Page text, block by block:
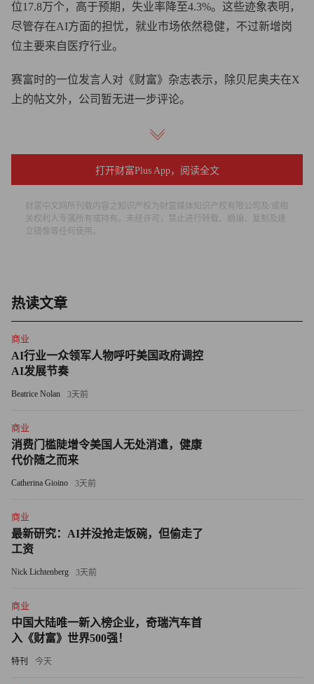
位17.8万个，高于预期，失业率降至4.3%。这些迹象表明，
尽管存在AI方面的担忧，就业市场依然稳健，不过新增岗
位主要来自医疗行业。
赛富时的一位发言人对《财富》杂志表示，除贝尼奥夫在X
上的帖文外，公司暂无进一步评论。
为何一些公司在AI自动化加速时仍在扩大招聘
在一些科技公司因AI提效或回笼现金流而裁减岗位时，也
有公司在扩大招聘。今年2月，IBM宣布将入门级岗位招聘
规模扩大两倍，包括软件开发等受AI冲击较大的领域，押
注在AI应用尚存局限的背景下，这些新员工将为公司带来
来三到五年里，最成功的公司将是那些在当前环境下加大入
美国大学与雇主协会（National Association of Colleges and
Employers，NACE）的一份最新报告显示，雇主计划将
2026届毕业生的招聘规模提高5.6%。计划扩大招聘的许多
括信息服务、工程和专业服务等。Anthropic近期的一项研究
指出，AI在理论上已经能够将这些行业中大多数岗位所涉
及的任务自动化。但根据NACE的调查，仅有11.4%的雇主
表示计划减少招聘，而在这些企业中，只有不到16%将AI列
这轮招聘扩张，与赛富时今年2月的裁员形成对比。据商业
响的岗位包括市场营销、项目管理、数据分析，以及与
Agentforce相关的职位——而贝尼奥夫在X上的帖文中表
示，Agentforce正是目前继续增加人手的AI产品之一。去年8
月，贝尼奥夫还在一次采访中透露，赛富时已将客户支持团
打开财富Plus App，阅读全文
财富中文网所刊载内容之知识产权为财富媒体知识产权有限公司及/或相
关权利人专属所有或持有。未经许可，禁止进行转载、摘编、复制及建
立镜像等任何使用。
热读文章
商业
AI行业一众领军人物呼吁美国政府调控
AI发展节奏
Beatrice Nolan 3天前
商业
消费门槛陡增令美国人无处消遣，健康
代价随之而来
Catherina Gioino 3天前
商业
最新研究：AI并没抢走饭碗，但偷走了
工资
Nick Lichtenberg 3天前
商业
中国大陆唯一新入榜企业，奇瑞汽车首
入《财富》世界500强！
特刊 今天